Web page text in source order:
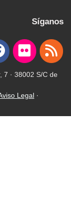
Síganos
7 · 38002 S/C de
Legal ·